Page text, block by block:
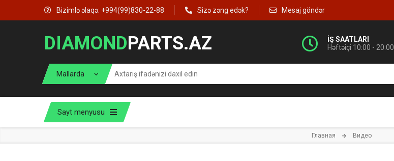
Bizimlə əlaqə: +994(99)830-22-88 Sizə zəng edək? Mesaj göndər
DIAMONDPARTS.AZ
İŞ SAATLARI
Həftəiçi 10:00 - 20:00
Sayt menyusu
Главная Видео